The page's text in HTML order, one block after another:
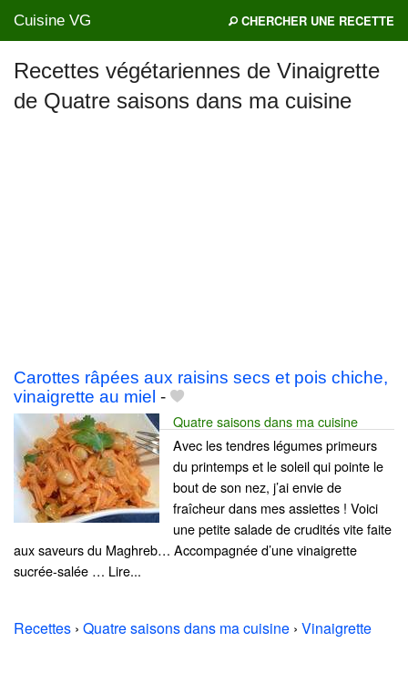
Cuisine VG CHERCHER UNE RECETTE
Mes blogs préférés
Recettes végétariennes de Vinaigrette
de Quatre saisons dans ma cuisine
Carottes râpées aux raisins secs et pois chiche,
vinaigrette au miel -
Quatre saisons dans ma cuisine
Avec les tendres légumes primeurs
du printemps et le soleil qui pointe le
bout de son nez, j’ai envie de
fraîcheur dans mes assiettes ! Voici
une petite salade de crudités vite faite
aux saveurs du Maghreb… Accompagnée d’une vinaigrette
sucrée-salée … Lire...
Recettes › Quatre saisons dans ma cuisine › Vinaigrette